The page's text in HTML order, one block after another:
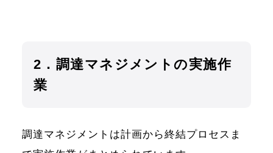
2．調達マネジメントの実施作
業
調達マネジメントは計画から終結プロセスま